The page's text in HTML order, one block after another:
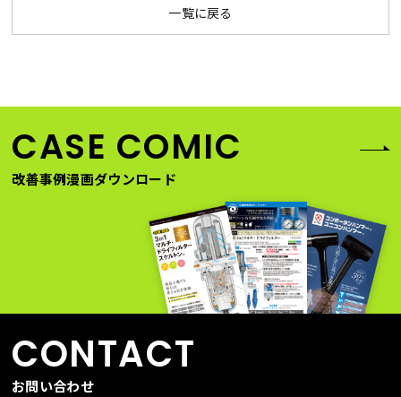
ド配信）
一覧に戻る
CASE COMIC
改善事例漫画ダウンロード
CONTACT
お問い合わせ